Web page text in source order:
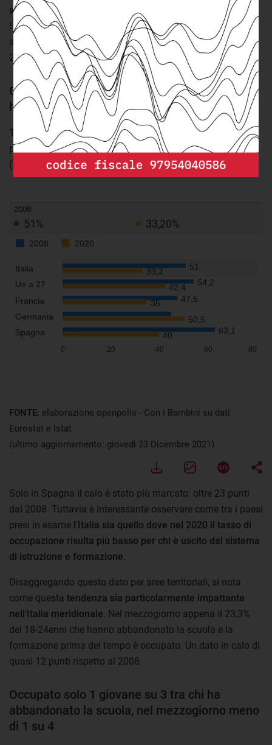
al 42,4%
. Nel nostro paese il calo è stato ancora più netto.
Se nel 2008 oltre la metà dei giovani italiani che avevano
abbandonato la scuola era comunque occupato (51%), nel
2020 questa percentuale è scesa a circa uno su 3 (33,2%).
Crolla il tasso di occupazione tra i giovani che
hanno lasciato la scuola prima del tempo
Tasso di occupazione dei 18-24enni usciti
precocemente dal sistema di istruzione e formazione
(2008 e 2020)
FONTE: elaborazione openpolis - Con i Bambini su dati
Eurostat e Istat
(ultimo aggiornamento: giovedì 23 Dicembre 2021)
Solo in Spagna il calo è stato più marcato: oltre 23 punti
dal 2008. Tuttavia è interessante osservare come tra i paesi
presi in esame l'Italia sia quello dove nel 2020 il tasso di
occupazione risulta più basso per chi è uscito dal sistema
di istruzione e formazione.
Disaggregando questo dato per aree territoriali, si nota
come questa tendenza sia particolarmente impattante
nell'Italia meridionale. Nel mezzogiorno appena il 23,3%
dei 18-24enni che hanno abbandonato la scuola e la
formazione prima del tempo è occupato. Un dato in calo di
quasi 12 punti rispetto al 2008.
Occupato solo 1 giovane su 3 tra chi ha
abbandonato la scuola, nel mezzogiorno meno
di 1 su 4